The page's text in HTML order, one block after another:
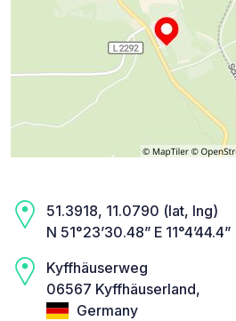
51.3918, 11.0790 (lat, lng)
N 51°23’30.48” E 11°4’44.4”
Kyffhäuserweg
06567 Kyffhäuserland,
Germany